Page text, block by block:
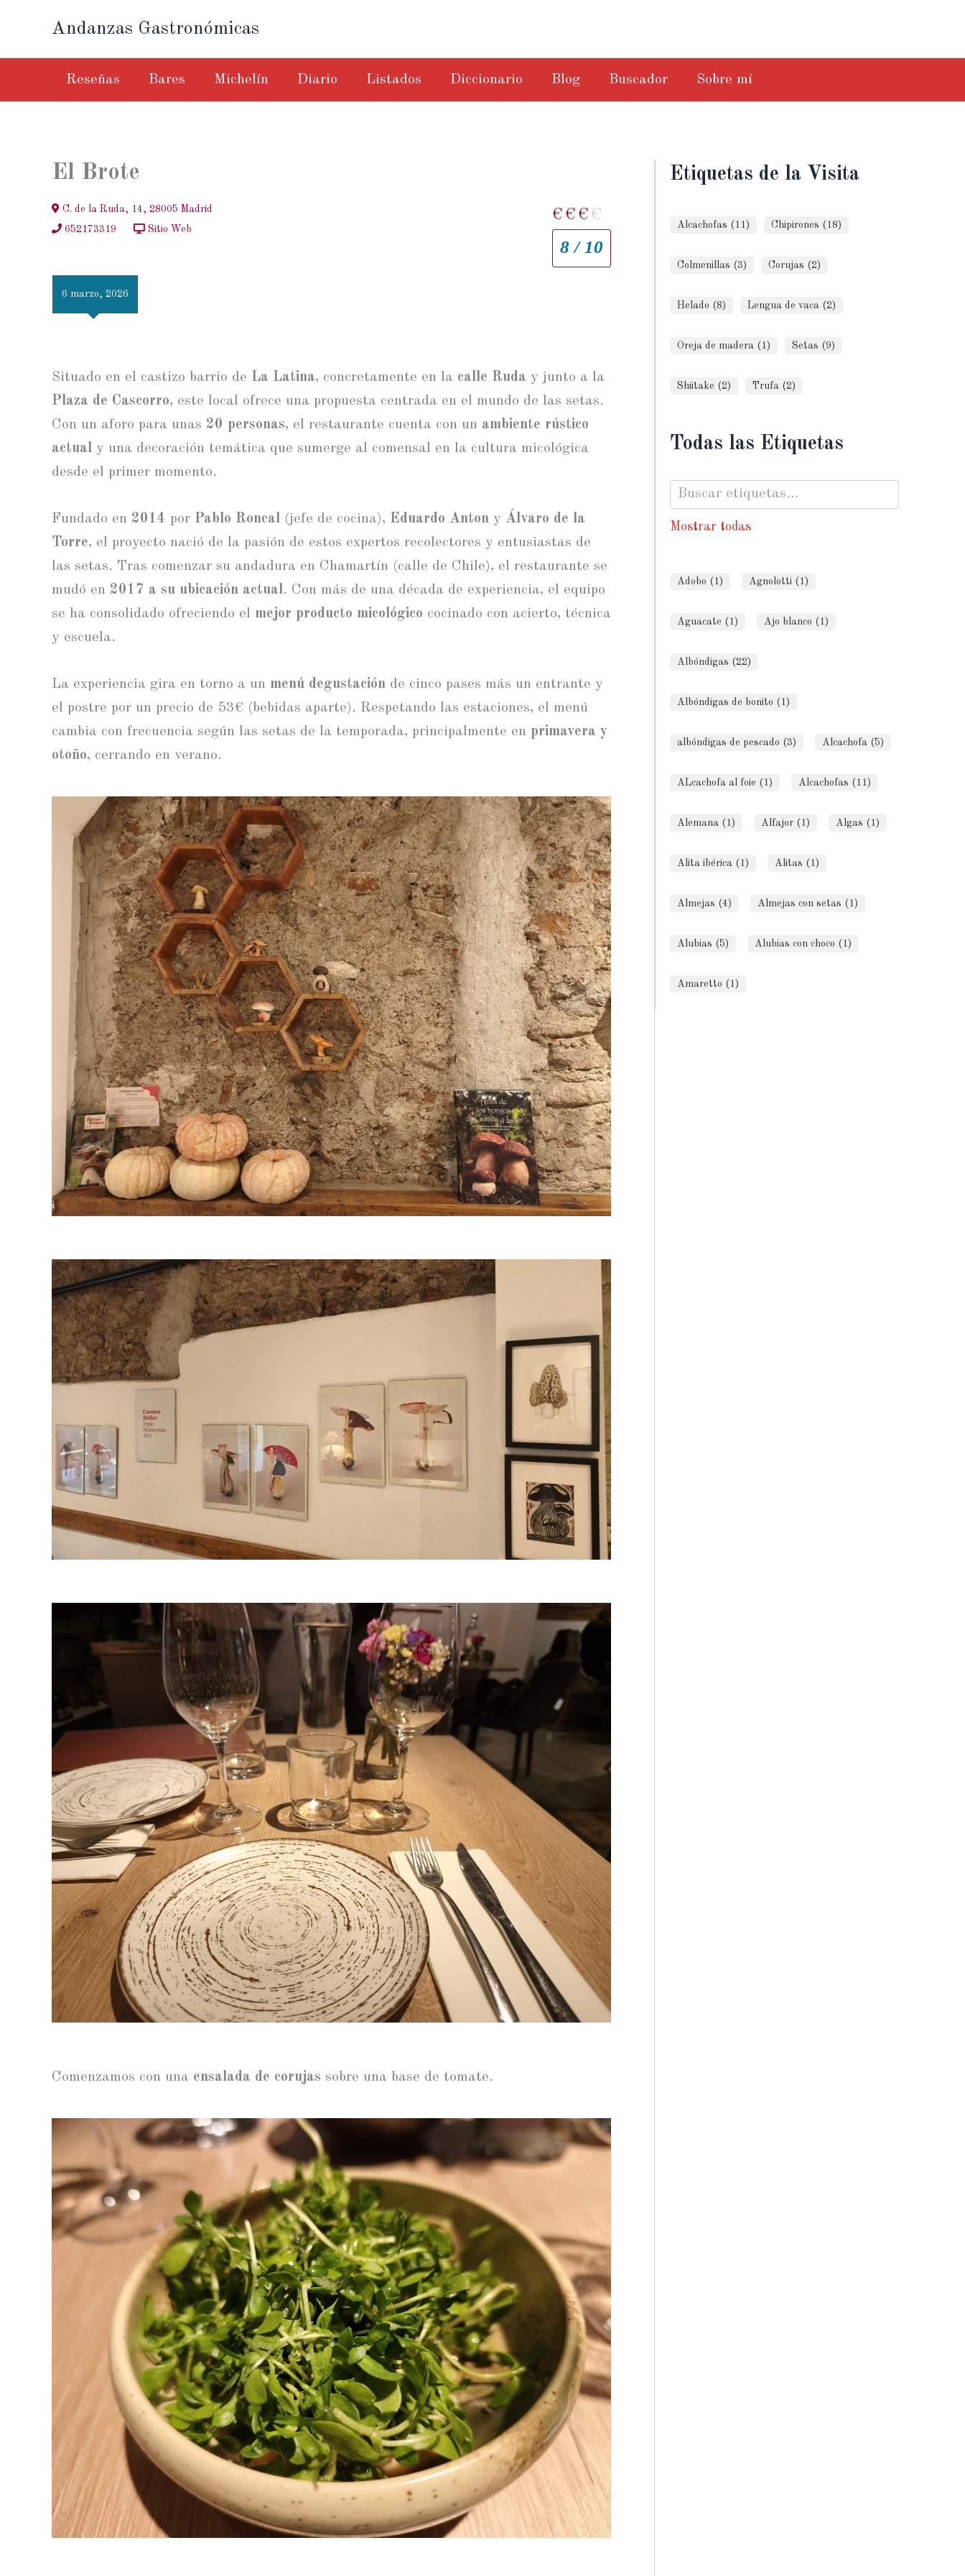
contenido
Andanzas Gastronómicas
Reseñas Bares Michelín Diario Listados Diccionario Blog Buscador Sobre mí
El Brote
C. de la Ruda, 14, 28005 Madrid
652173319
Sitio Web
€ € € €
8 / 10
6 marzo, 2026
Situado en el castizo barrio de La Latina, concretamente en la calle Ruda y junto a la
Plaza de Cascorro, este local ofrece una propuesta centrada en el mundo de las setas.
Con un aforo para unas 20 personas, el restaurante cuenta con un ambiente rústico
actual y una decoración temática que sumerge al comensal en la cultura micológica
desde el primer momento.
Fundado en 2014 por Pablo Roncal (jefe de cocina), Eduardo Anton y Álvaro de la
Torre, el proyecto nació de la pasión de estos expertos recolectores y entusiastas de
las setas. Tras comenzar su andadura en Chamartín (calle de Chile), el restaurante se
mudó en 2017 a su ubicación actual. Con más de una década de experiencia, el equipo
se ha consolidado ofreciendo el mejor producto micológico cocinado con acierto, técnica
y escuela.
La experiencia gira en torno a un menú degustación de cinco pases más un entrante y
el postre por un precio de 53€ (bebidas aparte). Respetando las estaciones, el menú
cambia con frecuencia según las setas de la temporada, principalmente en primavera y
otoño, cerrando en verano.
Comenzamos con una ensalada de corujas sobre una base de tomate.
Etiquetas de la Visita
Alcachofas (11) Chipirones (18)
Colmenillas (3) Corujas (2)
Helado (8) Lengua de vaca (2)
Oreja de madera (1) Setas (9)
Shiitake (2) Trufa (2)
Todas las Etiquetas
Mostrar todas
Adobo (1) Agnolotti (1)
Aguacate (1) Ajo blanco (1)
Albóndigas (22)
Albóndigas de bonito (1)
albóndigas de pescado (3) Alcachofa (5)
ALcachofa al foie (1) Alcachofas (11)
Alemana (1) Alfajor (1) Algas (1)
Alita ibérica (1) Alitas (1)
Almejas (4) Almejas con setas (1)
Alubias (5) Alubias con choco (1)
Amaretto (1)